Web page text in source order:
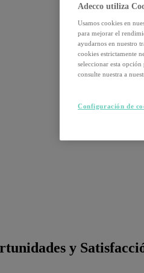
y
Adecco utiliza
Usamos cookies en
para mejorar el
ayudarnos en nuestro
cookies estrictamente
seleccionar esta
consulte nuestra a
Configuración de